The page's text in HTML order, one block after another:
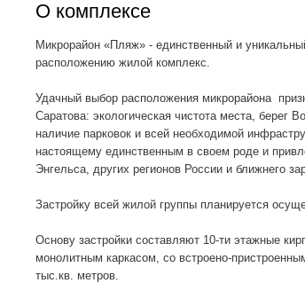
О комплексе
Микрорайон «Пляж» - единственный и
расположению жилой комплекс.
Удачный выбор расположения микрорайона
Саратова: экологическая чистота места, берег
наличие парковок и всей необходимой
настоящему единственным в своем роде и
Энгельса, других регионов России и ближнего
Застройку всей жилой группы планируется
Основу застройки составляют 10-ти этажные
монолитным каркасом, со встроено-
тыс.кв. метров.